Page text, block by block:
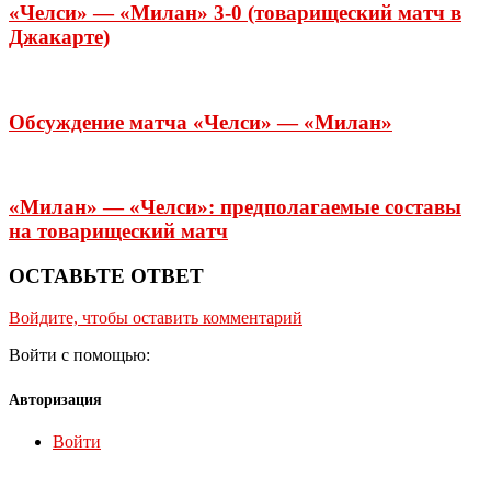
«Челси» — «Милан» 3-0 (товарищеский матч в
Джакарте)
Обсуждение матча «Челси» — «Милан»
«Милан» — «Челси»: предполагаемые составы
на товарищеский матч
ОСТАВЬТЕ ОТВЕТ
Войдите, чтобы оставить комментарий
Войти с помощью:
Авторизация
Войти